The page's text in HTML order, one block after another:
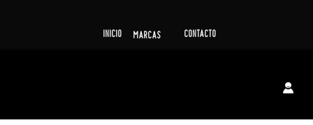
INICIO MARCAS CONTACTO